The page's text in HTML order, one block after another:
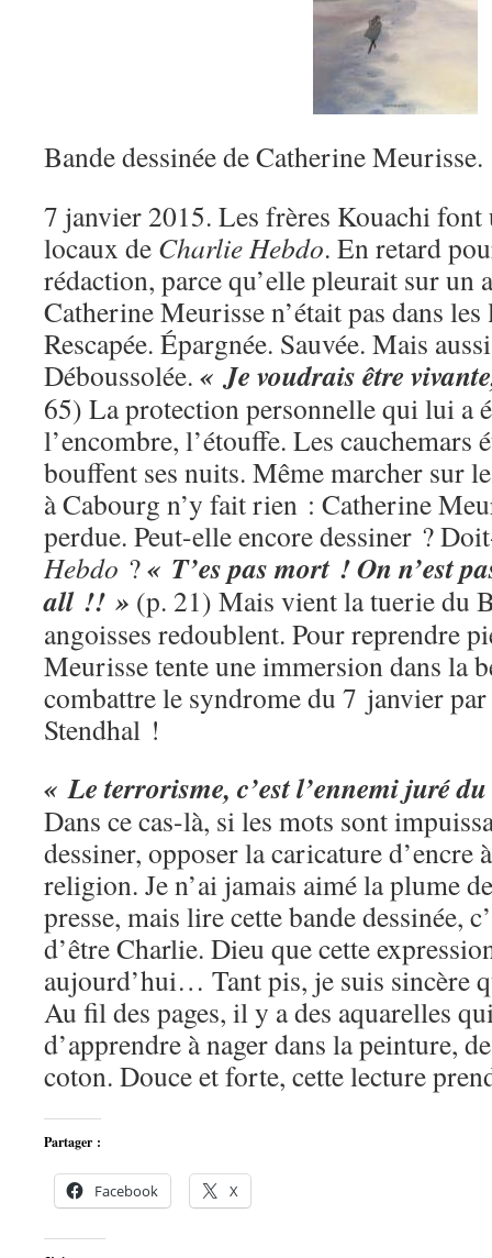
Bande dessinée de Catherine Meurisse.
7 janvier 2015. Les frères Kouachi font
locaux de Charlie Hebdo. En retard
rédaction, parce qu’elle pleurait sur un
Catherine Meurisse n’était pas dans
Rescapée. Épargnée. Sauvée. Mais
Déboussolée. « Je voudrais être
65) La protection personnelle qui lui a
l’encombre, l’étouffe. Les cauchemars
bouffent ses nuits. Même marcher sur
à Cabourg n’y fait rien : Catherine
perdue. Peut-elle encore dessiner ?
Hebdo ?« T’es pas mort ! On n’est
all !! » (p. 21) Mais vient la tuerie du
angoisses redoublent. Pour reprendre
Meurisse tente une immersion dans la
combattre le syndrome du 7 janvier
Stendhal !
« Le terrorisme, c’est l’ennemi juré
Dans ce cas-là, si les mots sont
dessiner, opposer la caricature d’encre
religion. Je n’ai jamais aimé la plume
presse, mais lire cette bande dessinée,
d’être Charlie. Dieu que cette
aujourd’hui… Tant pis, je suis sincère
Au fil des pages, il y a des aquarelles
d’apprendre à nager dans la peinture,
coton. Douce et forte, cette lecture
Partager :
Facebook X